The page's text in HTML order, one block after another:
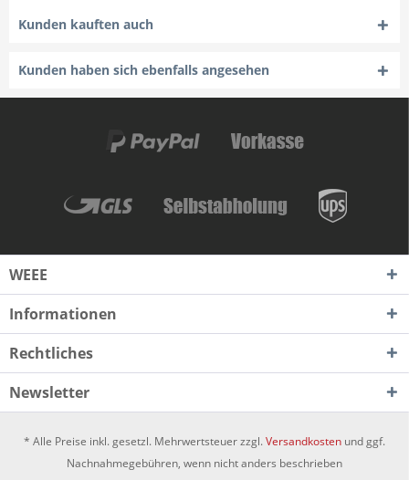
Kunden kauften auch
Kunden haben sich ebenfalls angesehen
WEEE
Informationen
Rechtliches
Newsletter
* Alle Preise inkl. gesetzl. Mehrwertsteuer zzgl.Versandkosten und ggf.
Nachnahmegebühren, wenn nicht anders beschrieben